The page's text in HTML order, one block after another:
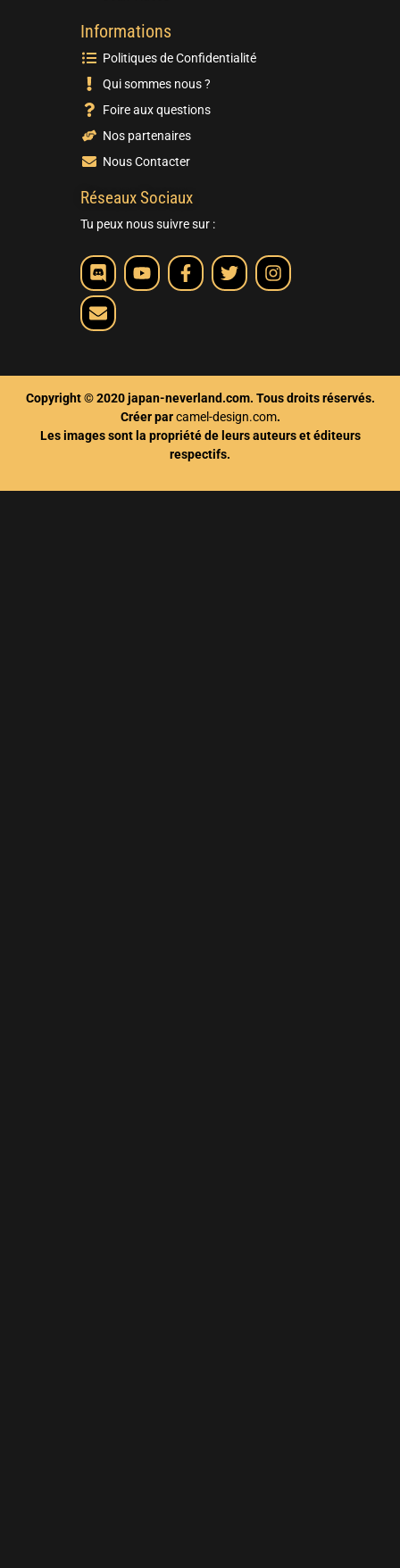
Informations
Politiques de Confidentialité
Qui sommes nous ?
Foire aux questions
Nos partenaires
Nous Contacter
Réseaux Sociaux
Tu peux nous suivre sur :
Copyright © 2020 japan-neverland.com. Tous droits réservés.
Créer parcamel-design.com.
Les images sont la propriété de leurs auteurs et éditeurs
respectifs.